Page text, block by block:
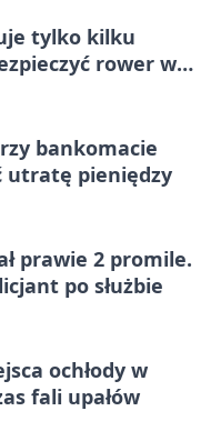
tylko kilku
rower w
bankomacie
utratę pieniędzy
prawie 2 promile.
po służbie
ochłody w
fali upałów